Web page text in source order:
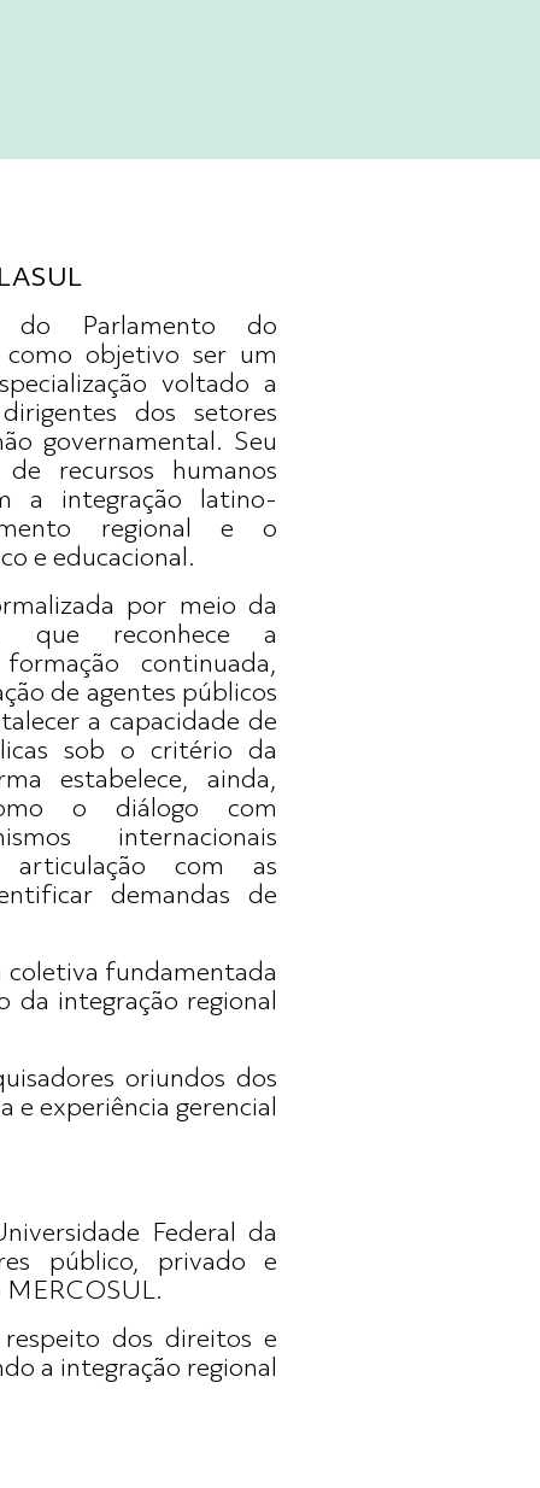
Parlamento do
objetivo ser um
voltado a
dos setores
governamental. Seu
recursos humanos
a integração latino-
regional e o
e educacional.
por meio da
que reconhece a
continuada,
de agentes públicos
a capacidade de
sob o critério da
estabelece, ainda,
o diálogo com
internacionais
articulação com as
demandas de
coletiva fundamentada
da integração regional
oriundos dos
experiência gerencial
Federal da
público, privado e
MERCOSUL.
dos direitos e
a integração regional